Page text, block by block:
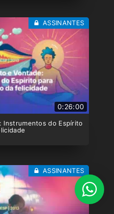
0:26:00
Instrumentos do Espírito
ASSINANTES
ASSINANTES